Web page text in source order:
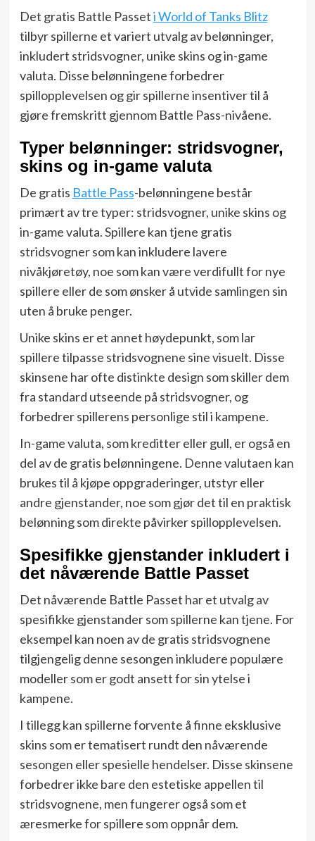
Det gratis Battle Passeti World of Tanks Blitz
tilbyr spillerne et variert utvalg av belønninger,
inkludert stridsvogner, unike skins og in-game
valuta. Disse belønningene forbedrer
spillopplevelsen og gir spillerne insentiver til å
gjøre fremskritt gjennom Battle Pass-nivåene.
Typer belønninger: stridsvogner,
skins og in-game valuta
De gratis Battle Pass-belønningene består
primært av tre typer: stridsvogner, unike skins og
in-game valuta. Spillere kan tjene gratis
stridsvogner som kan inkludere lavere
nivåkjøretøy, noe som kan være verdifullt for nye
spillere eller de som ønsker å utvide samlingen sin
uten å bruke penger.
Unike skins er et annet høydepunkt, som lar
spillere tilpasse stridsvognene sine visuelt. Disse
skinsene har ofte distinkte design som skiller dem
fra standard utseende på stridsvogner, og
forbedrer spillerens personlige stil i kampene.
In-game valuta, som kreditter eller gull, er også en
del av de gratis belønningene. Denne valutaen kan
brukes til å kjøpe oppgraderinger, utstyr eller
andre gjenstander, noe som gjør det til en praktisk
belønning som direkte påvirker spillopplevelsen.
Spesifikke gjenstander inkludert i
det nåværende Battle Passet
Det nåværende Battle Passet har et utvalg av
spesifikke gjenstander som spillerne kan tjene. For
eksempel kan noen av de gratis stridsvognene
tilgjengelig denne sesongen inkludere populære
modeller som er godt ansett for sin ytelse i
kampene.
I tillegg kan spillerne forvente å finne eksklusive
skins som er tematisert rundt den nåværende
sesongen eller spesielle hendelser. Disse skinsene
forbedrer ikke bare den estetiske appellen til
stridsvognene, men fungerer også som et
æresmerke for spillere som oppnår dem.